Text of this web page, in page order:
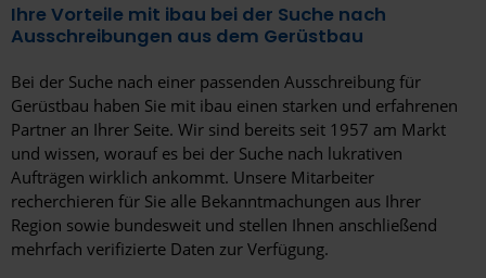
Zeitz
Zwickau
Bundesland
Baden-Württemberg
Bayern
Ihre Vorteile mit ibau bei der Suche nach
Ausschreibungen aus dem Gerüstbau
Bei der Suche nach einer passenden Ausschreibung für
Gerüstbau haben Sie mit ibau einen starken und erfahrenen
Partner an Ihrer Seite. Wir sind bereits seit 1957 am Markt
und wissen, worauf es bei der Suche nach lukrativen
Aufträgen wirklich ankommt. Unsere Mitarbeiter
recherchieren für Sie alle Bekanntmachungen aus Ihrer
Region sowie bundesweit und stellen Ihnen anschließend
mehrfach verifizierte Daten zur Verfügung.